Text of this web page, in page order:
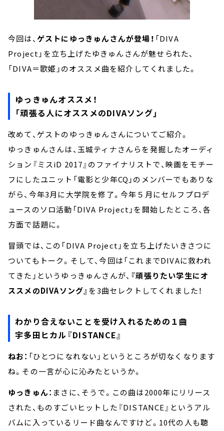
今回は、 ゲストにゆっきゅんさんが登場！ 「DIVA
Project」を立ち上げたゆきゅんさんが魅せられた、
「DIVA＝歌姫」のオススメ曲を紹介してくれました。
ゆっきゅんオススメ！
「頑張る人にオススメのDIVAソング」
改めて、ゲストのゆっきゅんさんについてご紹介。
ゆっきゅんさんは、玉城ティナさんらを発掘したオーディ
ション『ミスiD 2017』のファイナリストで、映画をモチー
フにしたユニット「電影と少年CQ」のメンバーでもありな
がら、今年3月に大学院を修了。今年５月にセルフプロデ
ュースのソロ活動「DIVA Project」を開始したところ、各
方面で話題に。
冒頭では、この「DIVA Project」を立ち上げたいきさつに
ついてもトーク。そして、今回は「これまでDIVAに救われ
てきた」というゆっきゅんさんが、 『頑張りたい学生にオ
ススメのDIVAソング』 を3曲セレクトしてくれました！
わかり合えないことを受け入れるための１曲
宇多田ヒカル『DISTANCE』
ねお： 「ひとつになれない」というところが切なくなります
ね。その一言が心に沁みたというか。
ゆっきゅん： まさに、そうで。この曲は2000年にリリース
された、ものすごいヒットした『DISTANCE』というアル
バムに入っているリード曲なんですけど。10代の人も聴